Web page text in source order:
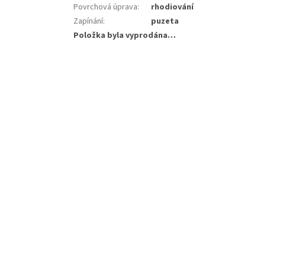
Povrchová úprava:
rhodiování
Zapínání:
puzeta
Položka byla vyprodána…